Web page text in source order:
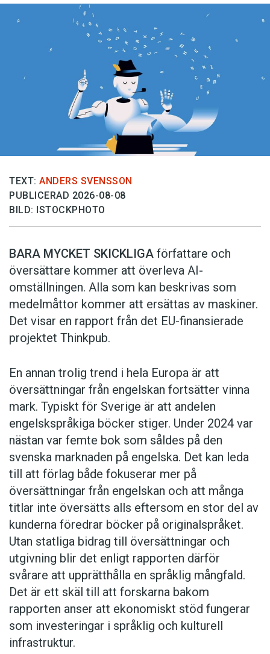
TEXT: ANDERS SVENSSON
PUBLICERAD 2026-08-08
BILD: ISTOCKPHOTO
BARA MYCKET SKICKLIGA författare och
översättare ­kommer att överleva AI-
omställningen. Alla som kan beskrivas som
medelmåttor kommer att ersättas av maskiner.
Det visar en rapport från det EU-finansierade
projektet Thinkpub.
En annan trolig trend i hela Europa är att
översättningar från engelskan fortsätter vinna
mark. Typiskt för Sverige är att andelen
engelskspråkiga böcker stiger. Under 2024 var
nästan var femte bok som såldes på den
svenska marknaden på engelska. Det kan leda
till att förlag både fokuserar mer på
översättningar från engelskan och att många
titlar inte översätts alls eftersom en stor del av
kunderna föredrar böcker på originalspråket.
Utan statliga bidrag till översättningar och
utgivning blir det enligt rapporten därför
svårare att upprätthålla en språklig mångfald.
Det är ett skäl till att forskarna bakom
rapporten anser att ekonomiskt stöd fungerar
som investeringar i språklig och kulturell
infrastruktur.